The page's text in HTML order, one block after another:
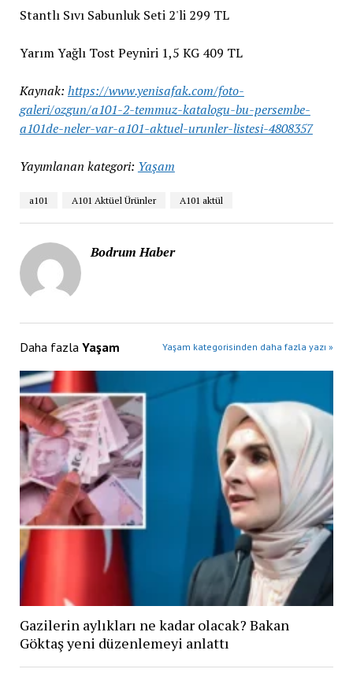
Stantlı Sıvı Sabunluk Seti 2'li 299 TL
Yarım Yağlı Tost Peyniri 1,5 KG 409 TL
Kaynak: https://www.yenisafak.com/foto-
galeri/ozgun/a101-2-temmuz-katalogu-bu-persembe-
a101de-neler-var-a101-aktuel-urunler-listesi-4808357
Yayımlanan kategori: Yaşam
a101 A101 Aktüel Ürünler A101 aktül
Bodrum Haber
Daha fazla Yaşam Yaşam kategorisinden daha fazla yazı »
Gazilerin aylıkları ne kadar olacak? Bakan
Göktaş yeni düzenlemeyi anlattı